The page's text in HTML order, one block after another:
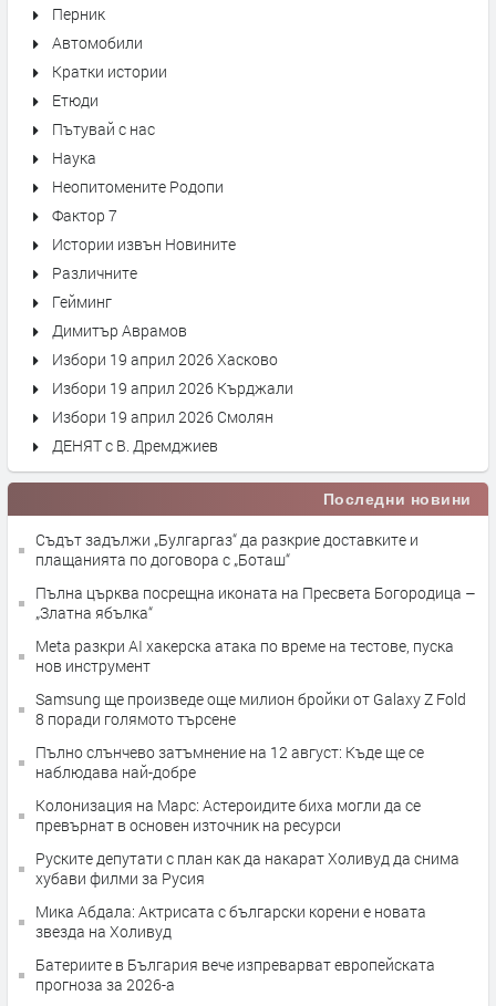
Перник
Автомобили
Кратки истории
Етюди
Пътувай с нас
Наука
Неопитомените Родопи
Фактор 7
Истории извън Новините
Различните
Гейминг
Димитър Аврамов
Избори 19 април 2026 Хасково
Избори 19 април 2026 Кърджали
Избори 19 април 2026 Смолян
ДЕНЯТ с В. Дремджиев
Последни новини
Съдът задължи „Булгаргаз“ да разкрие доставките и
плащанията по договора с „Боташ“
Пълна църква посрещна иконата на Пресвета Богородица –
„Златна ябълка“
Meta разкри AI хакерска атака по време на тестове, пуска
нов инструмент
Samsung ще произведе още милион бройки от Galaxy Z Fold
8 поради голямото търсене
Пълно слънчево затъмнение на 12 август: Къде ще се
наблюдава най-добре
Колонизация на Марс: Астероидите биха могли да се
превърнат в основен източник на ресурси
Руските депутати с план как да накарат Холивуд да снима
хубави филми за Русия
Мика Абдала: Актрисата с български корени е новата
звезда на Холивуд
Батериите в България вече изпреварват европейската
прогноза за 2026-а